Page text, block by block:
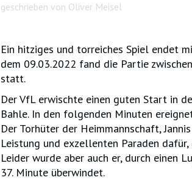
geschrieben von Oliver Meisel
Ein hitziges und torreiches Spiel endet
dem 09.03.2022 fand die Partie
statt.
Der VfL erwischte einen guten Start in
Bahle. In den folgenden Minuten
Der Torhüter der Heimmannschaft,
Leistung und exzellenten Paraden
Leider wurde aber auch er, durch einen
37. Minute überwindet.